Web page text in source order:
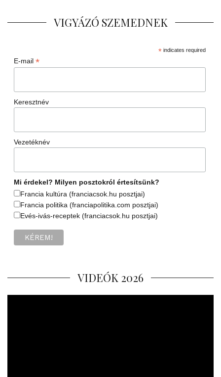
VIGYÁZÓ SZEMEDNEK
*indicates required
E-mail *
Keresztnév
Vezetéknév
Mi érdekel? Milyen posztokról értesítsünk?
Francia kultúra (franciacsok.hu posztjai)
Francia politika (franciapolitika.com posztjai)
Evés-ivás-receptek (franciacsok.hu posztjai)
VIDEÓK 2026